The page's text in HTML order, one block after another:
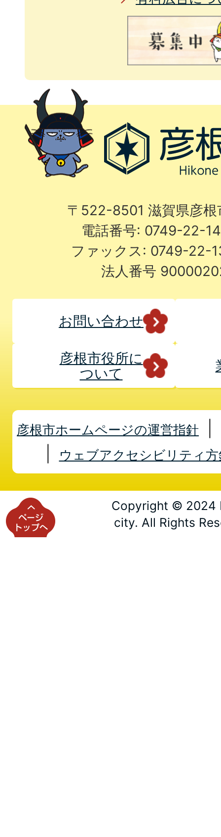
〒522-8501 滋賀県彦
電話番号: 0749-22-
ファックス: 0749-22-
法人番号
お問い合わせ
彦根市役所に
ついて
彦根市ホームページの運営指針
ウェブアクセシビリティ方
Copyright © 2024
city. All Rights